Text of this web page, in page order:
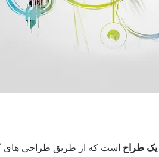
طراح است که از طریق طراحی های